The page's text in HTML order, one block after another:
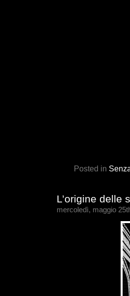
Posted in
L’origine delle
mercoledì, maggio